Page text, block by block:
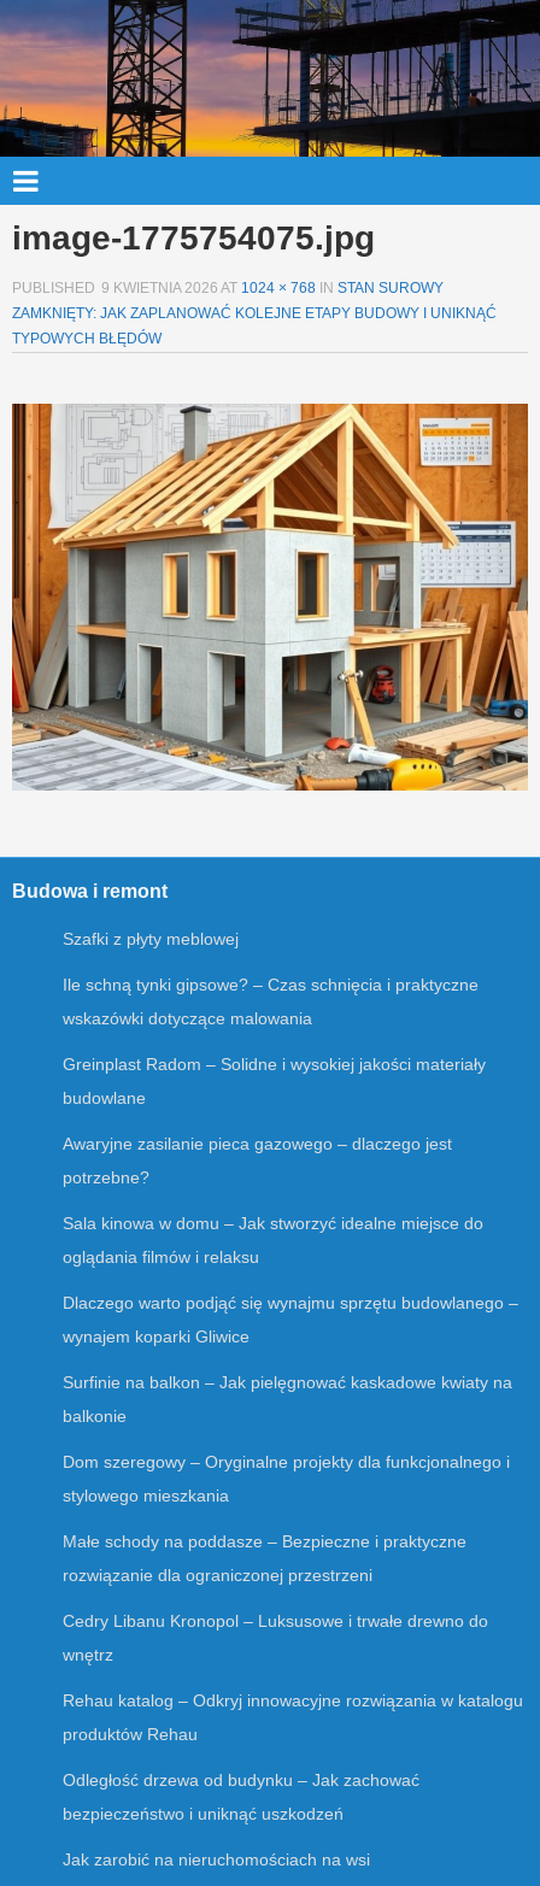
image-1775754075.jpg
PUBLISHED 9 KWIETNIA 2026 AT 1024 × 768 IN STAN SUROWY
ZAMKNIĘTY: JAK ZAPLANOWAĆ KOLEJNE ETAPY BUDOWY I UNIKNĄĆ
TYPOWYCH BŁĘDÓW
Budowa i remont
Szafki z płyty meblowej
Ile schną tynki gipsowe? – Czas schnięcia i praktyczne
wskazówki dotyczące malowania
Greinplast Radom – Solidne i wysokiej jakości materiały
budowlane
Awaryjne zasilanie pieca gazowego – dlaczego jest
potrzebne?
Sala kinowa w domu – Jak stworzyć idealne miejsce do
oglądania filmów i relaksu
Dlaczego warto podjąć się wynajmu sprzętu budowlanego –
wynajem koparki Gliwice
Surfinie na balkon – Jak pielęgnować kaskadowe kwiaty na
balkonie
Dom szeregowy – Oryginalne projekty dla funkcjonalnego i
stylowego mieszkania
Małe schody na poddasze – Bezpieczne i praktyczne
rozwiązanie dla ograniczonej przestrzeni
Cedry Libanu Kronopol – Luksusowe i trwałe drewno do
wnętrz
Rehau katalog – Odkryj innowacyjne rozwiązania w katalogu
produktów Rehau
Odległość drzewa od budynku – Jak zachować
bezpieczeństwo i uniknąć uszkodzeń
Jak zarobić na nieruchomościach na wsi